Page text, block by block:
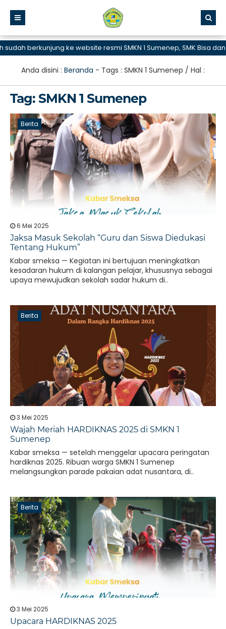
ke website resmi SMKN 1 Sumenep, SMK Bisa dan Hebat
Anda disini : Beranda - Tags : SMKN 1 Sumenep / Hal :
Tag: SMKN 1 Sumenep
Berita
6 Mei 2025
Jaksa Masuk Sekolah “Guru dan Siswa Diedukasi
Tentang Hukum”
Kabar smeksa — Kegiatan ini bertujuan meningkatkan
kesadaran hukum di kalangan pelajar, khususnya sebagai
upaya mewujudkan sekolah sadar hukum di..
Berita
3 Mei 2025
Wajah Meriah HARDIKNAS 2025 di SMKN 1
Sumenep
Kabar smeksa — setelah menggelar upacara peringatan
hardiknas 2025. Ribuan warga SMKN 1 Sumenep
melangsungkan parade pakaian adat nusantara, di..
Berita
3 Mei 2025
Upacara HARDIKNAS 2025